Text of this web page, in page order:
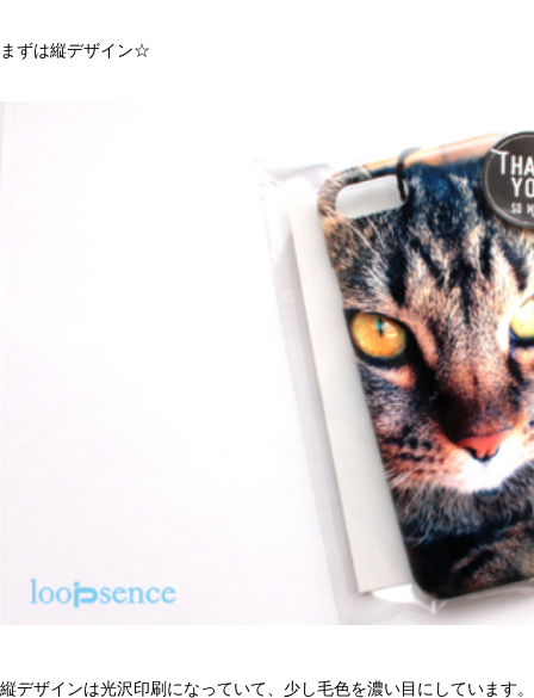
まずは縦デザイン☆
縦デザインは光沢印刷になっていて、少し毛色を濃い目にしています。